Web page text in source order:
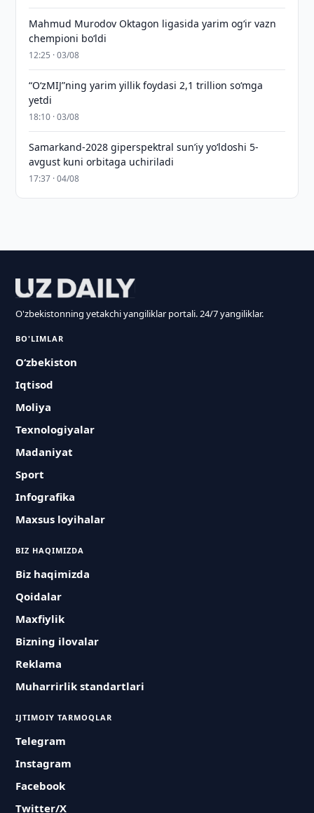
Mahmud Murodov Oktagon ligasida yarim og‘ir vazn
chempioni bo‘ldi
12:25 · 03/08
“O‘zMIJ”ning yarim yillik foydasi 2,1 trillion so‘mga
yetdi
18:10 · 03/08
Samarkand-2028 giperspektral sun’iy yo‘ldoshi 5-
avgust kuni orbitaga uchiriladi
17:37 · 04/08
O'zbekistonning yetakchi yangiliklar portali. 24/7 yangiliklar.
BO'LIMLAR
O‘zbekiston
Iqtisod
Moliya
Texnologiyalar
Madaniyat
Sport
Infografika
Maxsus loyihalar
BIZ HAQIMIZDA
Biz haqimizda
Qoidalar
Maxfiylik
Bizning ilovalar
Reklama
Muharrirlik standartlari
IJTIMOIY TARMOQLAR
Telegram
Instagram
Facebook
Twitter/X